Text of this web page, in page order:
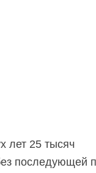
лет 25 тысяч
последующей